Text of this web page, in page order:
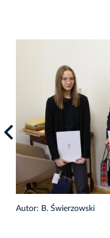
Autor: B. Świerzowski